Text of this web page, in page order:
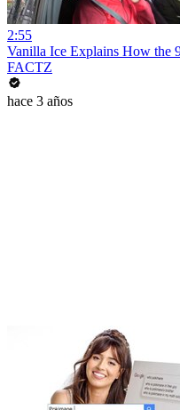
2:55
Vanilla Ice Explains How the
FACTZ
hace 3 años